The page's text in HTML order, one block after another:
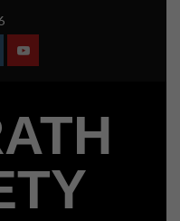
Youtube